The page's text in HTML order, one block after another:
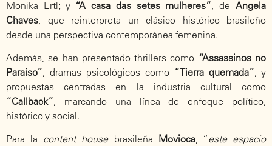
Monika Ertl; y “A casa das setes mulheres” , deAngela
Chaves , que reinterpreta un clásico histórico brasileño
desde una perspectiva contemporánea femenina.
Además, se han presentado thrillers como “Assassinos no
Paraiso” , dramas psicológicos como “Tierra quemada” , y
propuestas centradas en la industria cultural como
“Callback” , marcando una línea de enfoque político,
histórico y social.
Para la content housebrasileña Movioca, “este espacio